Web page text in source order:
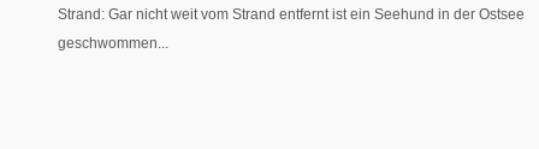
Strand: Gar nicht weit vom Strand entfernt ist ein Seehund in der Ostsee
geschwommen...